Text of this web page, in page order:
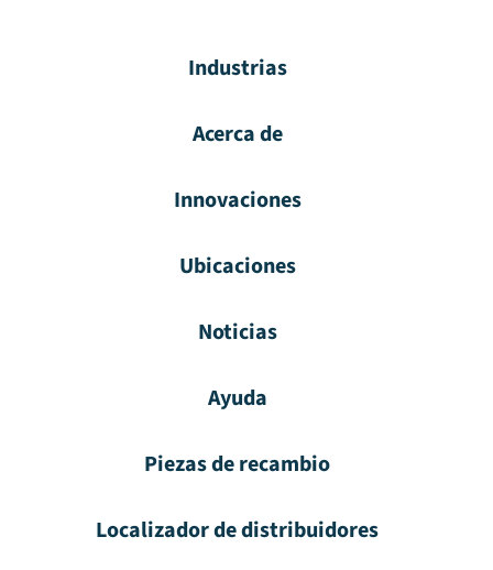
Industrias
Acerca de
Innovaciones
Ubicaciones
Noticias
Ayuda
Piezas de recambio
Localizador de distribuidores